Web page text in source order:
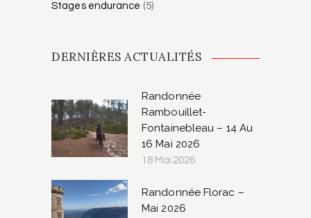
Stages endurance (5)
DERNIÈRES ACTUALITÉS
Randonnée
Rambouillet-
Fontainebleau – 14 Au
16 Mai 2026
18 Mai 2026
Randonnée Florac –
Mai 2026